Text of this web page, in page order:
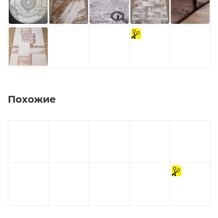
на
отрез
Похожие
на
отрез